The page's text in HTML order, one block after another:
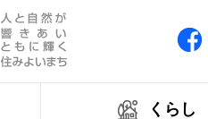
くらし